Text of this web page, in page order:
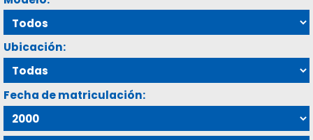
Ubicación:
Fecha de matriculación: